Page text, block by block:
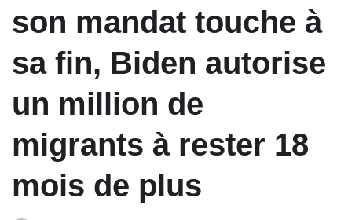
son mandat touche à
sa fin, Biden autorise
un million de
migrants à rester 18
mois de plus